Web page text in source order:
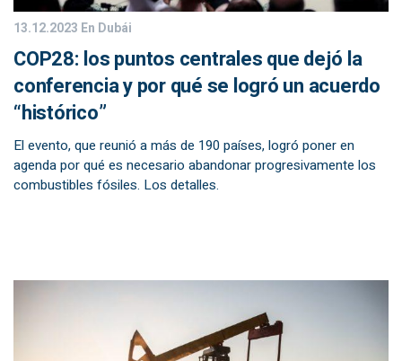
13.12.2023 En Dubái
COP28: los puntos centrales que dejó la
conferencia y por qué se logró un acuerdo
“histórico”
El evento, que reunió a más de 190 países, logró poner en
agenda por qué es necesario abandonar progresivamente los
combustibles fósiles. Los detalles.